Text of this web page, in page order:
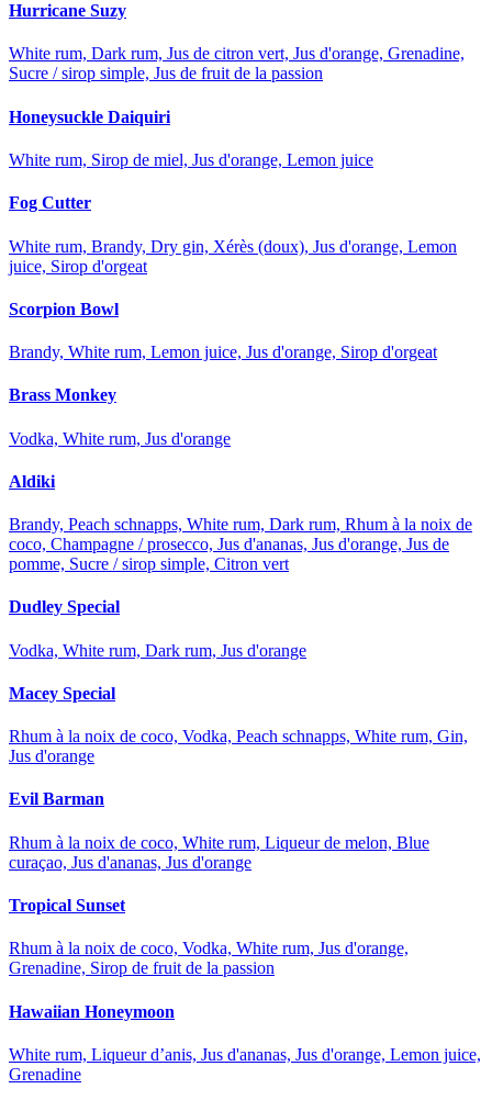
Hurricane Suzy
White rum, Dark rum, Jus de citron vert, Jus d'orange, Grenadine,
Sucre / sirop simple, Jus de fruit de la passion
Honeysuckle Daiquiri
White rum, Sirop de miel, Jus d'orange, Lemon juice
Fog Cutter
White rum, Brandy, Dry gin, Xérès (doux), Jus d'orange, Lemon
juice, Sirop d'orgeat
Scorpion Bowl
Brandy, White rum, Lemon juice, Jus d'orange, Sirop d'orgeat
Brass Monkey
Vodka, White rum, Jus d'orange
Aldiki
Brandy, Peach schnapps, White rum, Dark rum, Rhum à la noix de
coco, Champagne / prosecco, Jus d'ananas, Jus d'orange, Jus de
pomme, Sucre / sirop simple, Citron vert
Dudley Special
Vodka, White rum, Dark rum, Jus d'orange
Macey Special
Rhum à la noix de coco, Vodka, Peach schnapps, White rum, Gin,
Jus d'orange
Evil Barman
Rhum à la noix de coco, White rum, Liqueur de melon, Blue
curaçao, Jus d'ananas, Jus d'orange
Tropical Sunset
Rhum à la noix de coco, Vodka, White rum, Jus d'orange,
Grenadine, Sirop de fruit de la passion
Hawaiian Honeymoon
White rum, Liqueur d’anis, Jus d'ananas, Jus d'orange, Lemon juice,
Grenadine